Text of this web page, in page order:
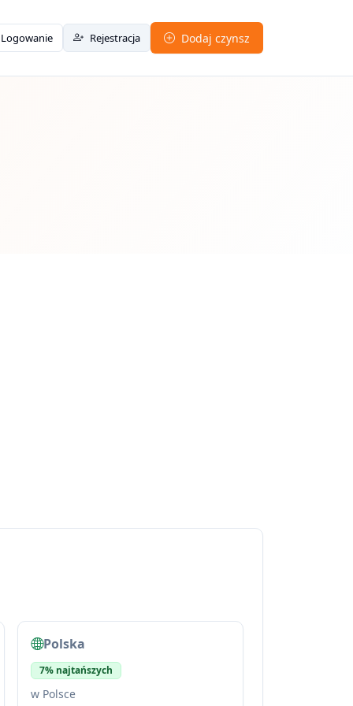
Logowanie Rejestracja Dodaj czynsz
Polska
7% najtańszych
w Polsce